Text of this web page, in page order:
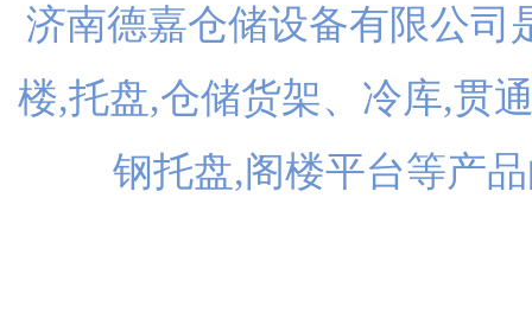
济南德嘉仓储设备有限公司
楼,托盘,仓储货架、冷库,贯
钢托盘,阁楼平台等产